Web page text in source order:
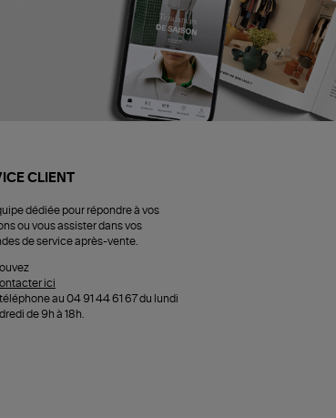
CLIENT
dédiée pour répondre à vos
ou vous assister dans vos
de service après-vente.
ici
au 04 91 44 61 67 du lundi
de 9h à 18h.